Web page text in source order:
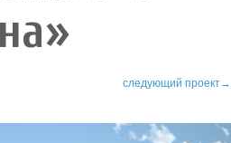
следующий проект→